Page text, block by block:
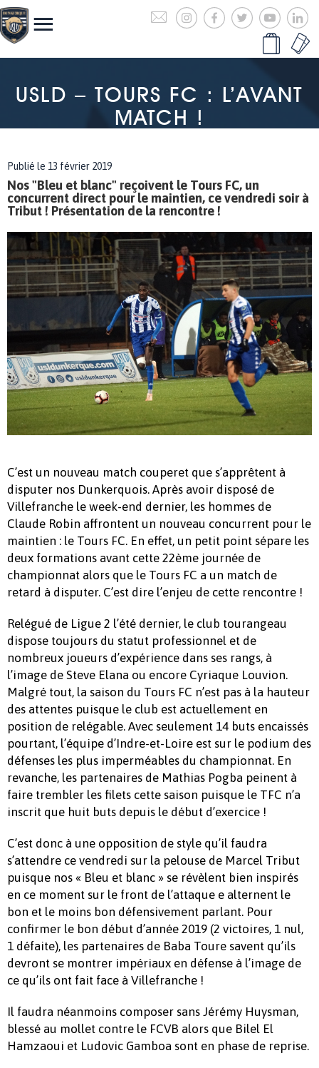
USLD – TOURS FC : L’AVANT
MATCH !
Publié le 13 février 2019
Nos "Bleu et blanc" reçoivent le Tours FC, un
concurrent direct pour le maintien, ce vendredi soir à
Tribut ! Présentation de la rencontre !
C’est un nouveau match couperet que s’apprêtent à
disputer nos Dunkerquois. Après avoir disposé de
Villefranche le week-end dernier, les hommes de
Claude Robin affrontent un nouveau concurrent pour le
maintien : le Tours FC. En effet, un petit point sépare les
deux formations avant cette 22ème journée de
championnat alors que le Tours FC a un match de
retard à disputer. C’est dire l’enjeu de cette rencontre !
Relégué de Ligue 2 l’été dernier, le club tourangeau
dispose toujours du statut professionnel et de
nombreux joueurs d’expérience dans ses rangs, à
l’image de Steve Elana ou encore Cyriaque Louvion.
Malgré tout, la saison du Tours FC n’est pas à la hauteur
des attentes puisque le club est actuellement en
position de relégable. Avec seulement 14 buts encaissés
pourtant, l’équipe d’Indre-et-Loire est sur le podium des
défenses les plus imperméables du championnat. En
revanche, les partenaires de Mathias Pogba peinent à
faire trembler les filets cette saison puisque le TFC n’a
inscrit que huit buts depuis le début d’exercice !
C’est donc à une opposition de style qu’il faudra
s’attendre ce vendredi sur la pelouse de Marcel Tribut
puisque nos « Bleu et blanc » se révèlent bien inspirés
en ce moment sur le front de l’attaque e alternent le
bon et le moins bon défensivement parlant. Pour
confirmer le bon début d’année 2019 (2 victoires, 1 nul,
1 défaite), les partenaires de Baba Toure savent qu’ils
devront se montrer impériaux en défense à l’image de
ce qu’ils ont fait face à Villefranche !
Il faudra néanmoins composer sans Jérémy Huysman,
blessé au mollet contre le FCVB alors que Bilel El
Hamzaoui et Ludovic Gamboa sont en phase de reprise.